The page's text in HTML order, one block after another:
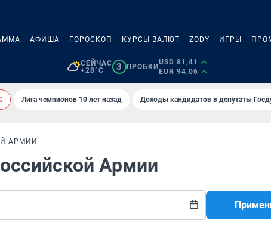
АФИША ГОРОСКОП КУРСЫ ВАЛЮТ ZODY ИГРЫ
СЕЙЧАС
+28°C
3 ПРОБКИ
USD 81,41
EUR 94,06
Лига чемпионов 10 лет назад Доходы кандидатов в депутаты
АРМИИ
Армии